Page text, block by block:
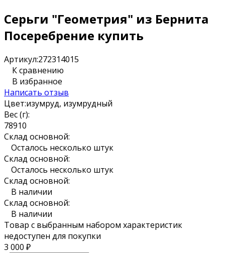
Серьги "Геометрия" из Бернита
Посеребрение купить
Артикул:272314015
К сравнению
В избранное
Написать отзыв
Цвет:изумруд, изумрудный
Вес (г):
78910
Склад основной:
Осталось несколько штук
Склад основной:
Осталось несколько штук
Склад основной:
В наличии
Склад основной:
В наличии
Товар с выбранным набором характеристик
недоступен для покупки
3 000 ₽